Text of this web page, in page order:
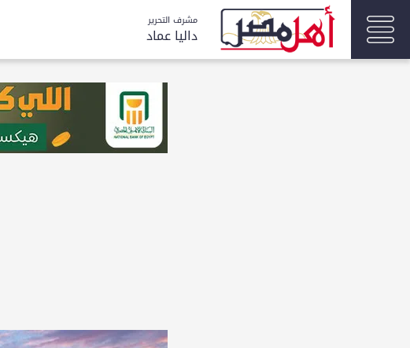
مشرف التحرير
داليا عماد